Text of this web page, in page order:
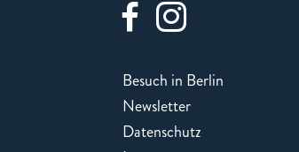
Besuch in Berlin
Newsletter
Datenschutz